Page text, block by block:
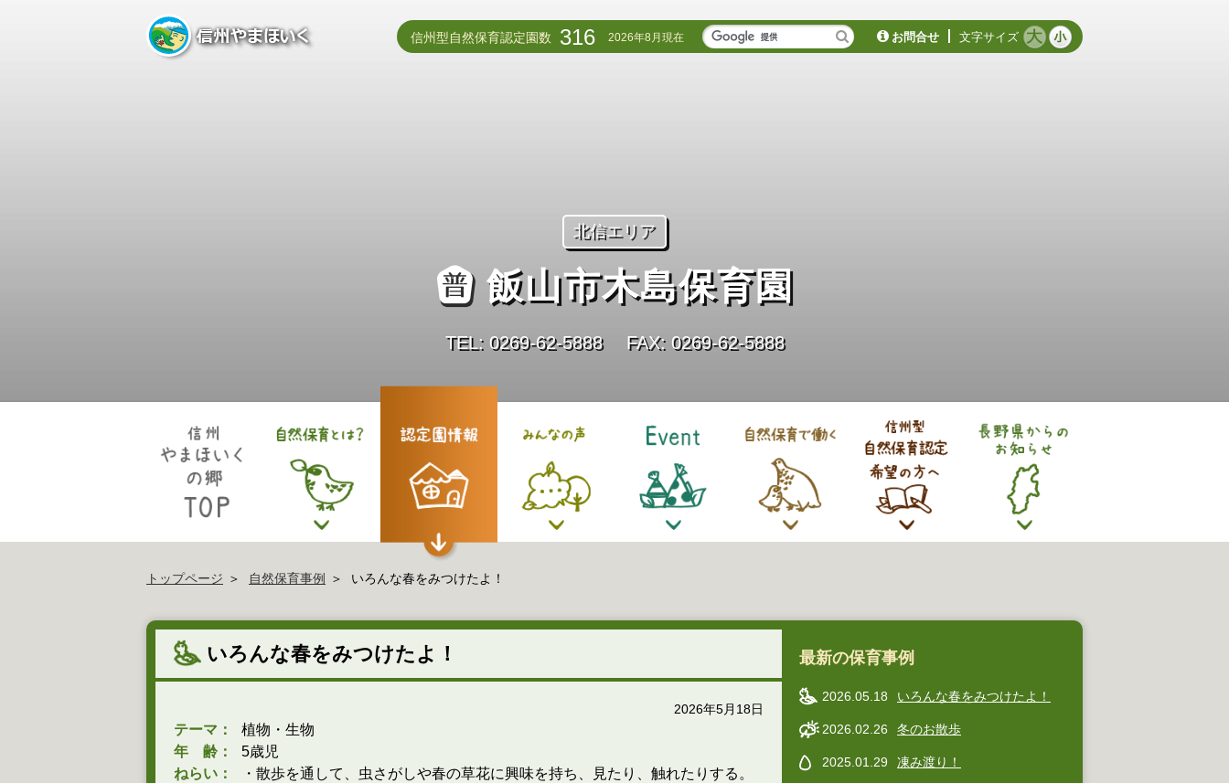
信州型自然保育認定園数 316 2026年8月現在 お問合せ 文字サイズ
北信エリア
飯山市木島保育園
TEL: 0269-62-5888 FAX: 0269-62-5888
トップページ 自然保育事例 いろんな春をみつけたよ！
いろんな春をみつけたよ！
2026年5月18日
テーマ：
植物・生物
年 齢：
5歳児
ねらい：
・散歩を通して、虫さがしや春の草花に興味を持ち、見たり、触れたりする。
最新の保育事例
2026.05.18 いろんな春をみつけたよ！
2026.02.26 冬のお散歩
2025.01.29 凍み渡り！